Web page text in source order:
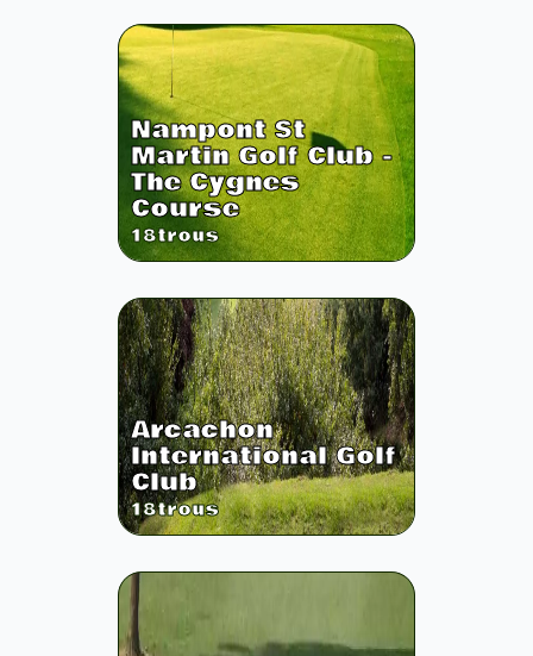
Nampont St
Martin Golf Club -
The Cygnes
Course
18trous
Arcachon
International Golf
Club
18trous